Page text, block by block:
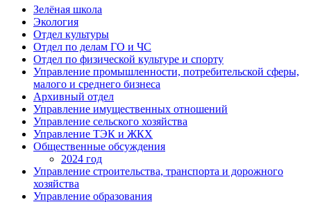
Зелёная школа
Экология
Отдел культуры
Отдел по делам ГО и ЧС
Отдел по физической культуре и спорту
Управление промышленности, потребительской сферы,
малого и среднего бизнеса
Архивный отдел
Управление имущественных отношений
Управление сельского хозяйства
Управление ТЭК и ЖКХ
Общественные обсуждения
2024 год
Управление строительства, транспорта и дорожного
хозяйства
Управление образования